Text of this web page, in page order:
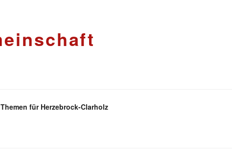
Themen für Herzebrock-Clarholz